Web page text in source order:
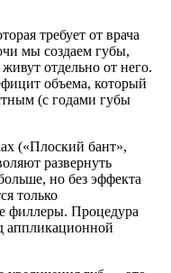
требует от врача
мы создаем губы,
отдельно от него.
объема, который
(с годами губы
(«Плоский бант»,
развернуть
но без эффекта
только
филлеры. Процедура
аппликационной